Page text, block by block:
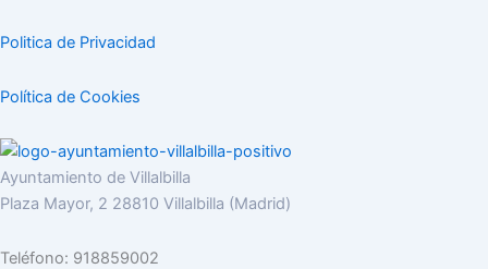
Politica de Privacidad
Política de Cookies
Ayuntamiento de Villalbilla
Plaza Mayor, 2 28810 Villalbilla (Madrid)
Teléfono: 918859002